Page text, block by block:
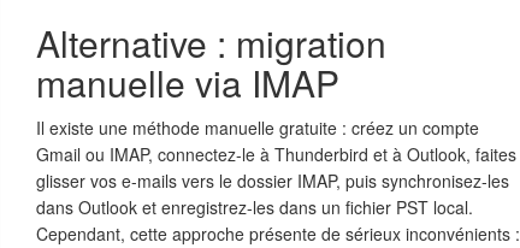
Alternative : migration
manuelle via IMAP
Il existe une méthode manuelle gratuite : créez un compte
Gmail ou IMAP, connectez-le à Thunderbird et à Outlook, faites
glisser vos e-mails vers le dossier IMAP, puis synchronisez-les
dans Outlook et enregistrez-les dans un fichier PST local.
Cependant, cette approche présente de sérieux inconvénients :